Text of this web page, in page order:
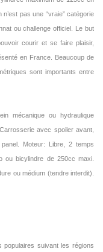
pas une “vraie” catégorie
ou challenge officiel. Le but
courir et se faire plaisir,
en France. Beaucoup de
sont importants entre
mécanique ou hydraulique
avec spoiler avant,
Moteur: Libre, 2 temps
ou bicylindre de 250cc maxi.
ou médium (tendre interdit).
populaires suivant les régions